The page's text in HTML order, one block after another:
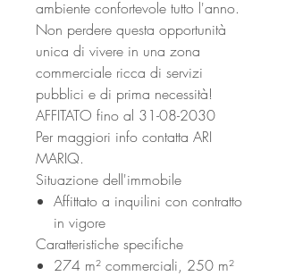
ambiente confortevole tutto l'anno.
Non perdere questa opportunità
unica di vivere in una zona
commerciale ricca di servizi
pubblici e di prima necessità!
AFFITATO fino al 31-08-2030
Per maggiori info contatta ARI
MARIQ.
Situazione dell'immobile
Affittato a inquilini con contratto
in vigore
Caratteristiche specifiche
274 m² commerciali, 250 m²